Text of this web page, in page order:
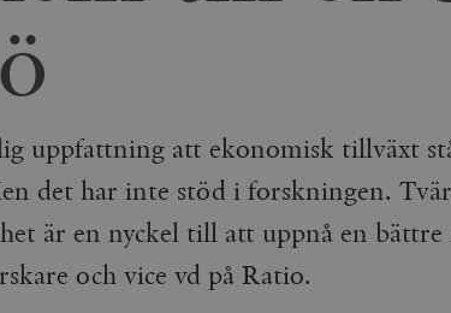
uppfattning att ekonomisk tillväxt
det har inte stöd i forskningen.
är en nyckel till att uppnå en bättre
och vice vd på Ratio.